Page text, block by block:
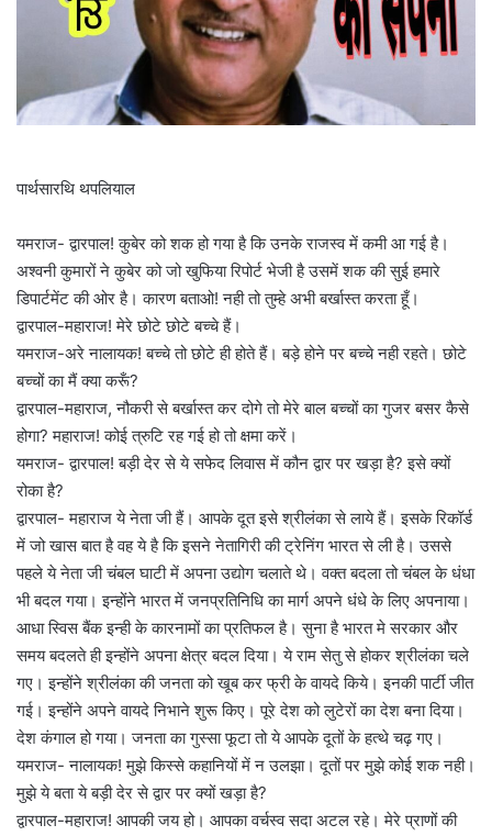
पार्थसारथि थपलियाल
यमराज- द्वारपाल! कुबेर को शक हो गया है कि उनके राजस्व में कमी आ गई है।
अश्वनी कुमारों ने कुबेर को जो खुफिया रिपोर्ट भेजी है उसमें शक की सुई हमारे
डिपार्टमेंट की ओर है। कारण बताओ! नही तो तुम्हे अभी बर्खास्त करता हूँ।
द्वारपाल-महाराज! मेरे छोटे छोटे बच्चे हैं।
यमराज-अरे नालायक! बच्चे तो छोटे ही होते हैं। बड़े होने पर बच्चे नही रहते। छोटे
बच्चों का मैं क्या करूँ?
द्वारपाल-महाराज, नौकरी से बर्खास्त कर दोगे तो मेरे बाल बच्चों का गुजर बसर कैसे
होगा? महाराज! कोई त्रुटि रह गई हो तो क्षमा करें।
यमराज- द्वारपाल! बड़ी देर से ये सफेद लिवास में कौन द्वार पर खड़ा है? इसे क्यों
रोका है?
द्वारपाल- महाराज ये नेता जी हैं। आपके दूत इसे श्रीलंका से लाये हैं। इसके रिकॉर्ड
में जो खास बात है वह ये है कि इसने नेतागिरी की ट्रेनिंग भारत से ली है। उससे
पहले ये नेता जी चंबल घाटी में अपना उद्योग चलाते थे। वक्त बदला तो चंबल के धंधा
भी बदल गया। इन्होंने भारत में जनप्रतिनिधि का मार्ग अपने धंधे के लिए अपनाया।
आधा स्विस बैंक इन्ही के कारनामों का प्रतिफल है। सुना है भारत मे सरकार और
समय बदलते ही इन्होंने अपना क्षेत्र बदल दिया। ये राम सेतु से होकर श्रीलंका चले
गए। इन्होंने श्रीलंका की जनता को खूब कर फ्री के वायदे किये। इनकी पार्टी जीत
गई। इन्होंने अपने वायदे निभाने शुरू किए। पूरे देश को लुटेरों का देश बना दिया।
देश कंगाल हो गया। जनता का गुस्सा फूटा तो ये आपके दूतों के हत्थे चढ़ गए।
यमराज- नालायक! मुझे किस्से कहानियों में न उलझा। दूतों पर मुझे कोई शक नही।
मुझे ये बता ये बड़ी देर से द्वार पर क्यों खड़ा है?
द्वारपाल-महाराज! आपकी जय हो। आपका वर्चस्व सदा अटल रहे। मेरे प्राणों की